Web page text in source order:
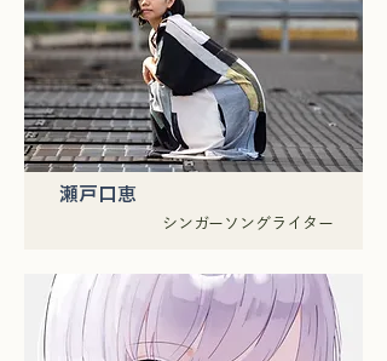
瀬戸口恵
シンガーソングライター